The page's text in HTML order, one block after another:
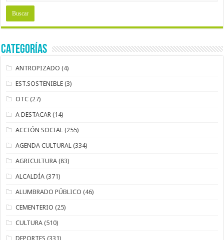
CATEGORÍAS
ANTROPIZADO (4)
EST.SOSTENIBLE (3)
OTC (27)
A DESTACAR (14)
ACCIÓN SOCIAL (255)
AGENDA CULTURAL (334)
AGRICULTURA (83)
ALCALDÍA (371)
ALUMBRADO PÚBLICO (46)
CEMENTERIO (25)
CULTURA (510)
DEPORTES (331)